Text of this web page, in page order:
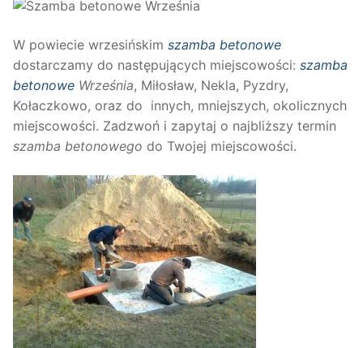
W powiecie wrzesińskim szamba betonowe
dostarczamy do następujących miejscowości: szamba
betonowe Września, Miłosław, Nekla, Pyzdry,
Kołaczkowo, oraz do innych, mniejszych, okolicznych
miejscowości. Zadzwoń i zapytaj o najbliższy termin
szamba betonowego do Twojej miejscowości.